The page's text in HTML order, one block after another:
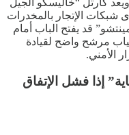
كارتل “خاليسكو الجيل
عام 2009، من أقوى شبكات الإتجار بالمخدرات
قد يفتح الباب أمام
مرشح واضح لقيادة
الأمني.
إذا فشل الإتفاق